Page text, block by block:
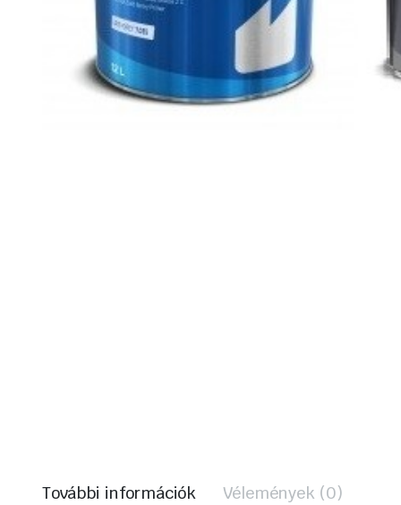
További információk Vélemények (0)